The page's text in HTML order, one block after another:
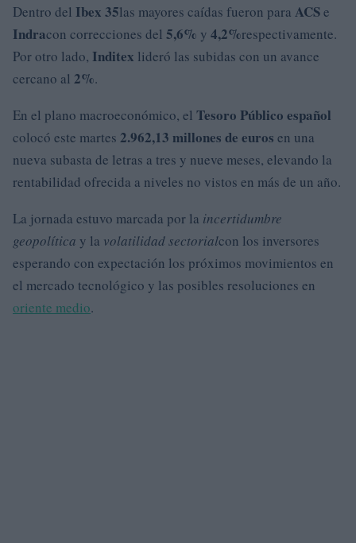
Dentro del Ibex 35las mayores caídas fueron para ACSe
Indracon correcciones del 5,6% y 4,2%respectivamente.
Por otro lado, Inditex lideró las subidas con un avance
cercano al 2%.
En el plano macroeconómico, el Tesoro Público español
colocó este martes 2.962,13 millones de euros en una
nueva subasta de letras a tres y nueve meses, elevando la
rentabilidad ofrecida a niveles no vistos en más de un año.
La jornada estuvo marcada por la incertidumbre
geopolítica y la volatilidad sectorialcon los inversores
esperando con expectación los próximos movimientos en
el mercado tecnológico y las posibles resoluciones en
oriente medio.